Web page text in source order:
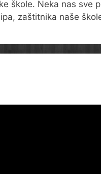
škole. Neka nas sve
zaštitnika naše